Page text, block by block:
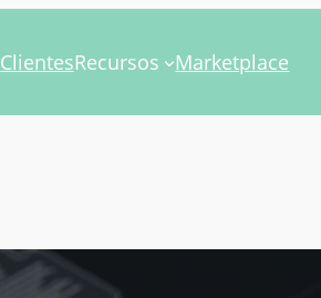
ClientesRecursos Marketplace